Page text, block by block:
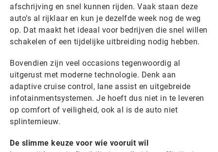
afschrijving en snel kunnen rijden. Vaak staan deze
auto’s al rijklaar en kun je dezelfde week nog de weg
op. Dat maakt het ideaal voor bedrijven die snel willen
schakelen of een tijdelijke uitbreiding nodig hebben.
Bovendien zijn veel occasions tegenwoordig al
uitgerust met moderne technologie. Denk aan
adaptive cruise control, lane assist en uitgebreide
infotainmentsystemen. Je hoeft dus niet in te leveren
op comfort of veiligheid, ook al is de auto niet
splinternieuw.
De slimme keuze voor wie vooruit wil